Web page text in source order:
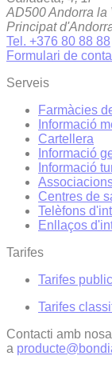
AD500 Andorra la
Principat
Tel. +376 80 88 88
Formulari de
Serveis
Farmàcies
Informació
Cartellera
Informació
Informació
Centres de
Telèfons
Enllaços
Tarifes
Tarifes
Tarifes
Contacti amb
a